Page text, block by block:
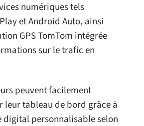
numériques tels
et Android Auto, ainsi
GPS TomTom intégrée
sur le trafic en
peuvent facilement
leur tableau de bord grâce à
digital personnalisable selon